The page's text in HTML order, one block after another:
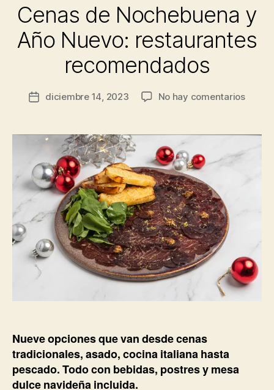
Cenas de Nochebuena y
Año Nuevo: restaurantes
recomendados
Fecha
entrada
diciembre 14, 2023 No hay comentariosen
y
Nueve opciones que van desde cenas
tradicionales, asado, cocina italiana hasta
pescado. Todo con bebidas, postres y mesa
dulce navideña incluida.